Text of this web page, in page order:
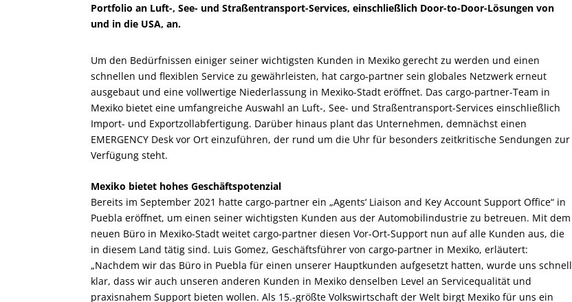
Portfolio an Luft-, See- und Straßentransport-Services, einschließlich Door-to-Door-Lösungen von
und in die USA, an.
Um den Bedürfnissen einiger seiner wichtigsten Kunden in Mexiko gerecht zu werden und einen
schnellen und flexiblen Service zu gewährleisten, hat cargo-partner sein globales Netzwerk erneut
ausgebaut und eine vollwertige Niederlassung in Mexiko-Stadt eröffnet. Das cargo-partner-Team in
Mexiko bietet eine umfangreiche Auswahl an Luft-, See- und Straßentransport-Services einschließlich
Import- und Exportzollabfertigung. Darüber hinaus plant das Unternehmen, demnächst einen
EMERGENCY Desk vor Ort einzuführen, der rund um die Uhr für besonders zeitkritische Sendungen zur
Verfügung steht.
Mexiko bietet hohes Geschäftspotenzial
Bereits im September 2021 hatte cargo-partner ein „Agents‘ Liaison and Key Account Support Office“ in
Puebla eröffnet, um einen seiner wichtigsten Kunden aus der Automobilindustrie zu betreuen. Mit dem
neuen Büro in Mexiko-Stadt weitet cargo-partner diesen Vor-Ort-Support nun auf alle Kunden aus, die
in diesem Land tätig sind. Luis Gomez, Geschäftsführer von cargo-partner in Mexiko, erläutert:
„Nachdem wir das Büro in Puebla für einen unserer Hauptkunden aufgesetzt hatten, wurde uns schnell
klar, dass wir auch unseren anderen Kunden in Mexiko denselben Level an Servicequalität und
praxisnahem Support bieten wollen. Als 15.-größte Volkswirtschaft der Welt birgt Mexiko für uns ein